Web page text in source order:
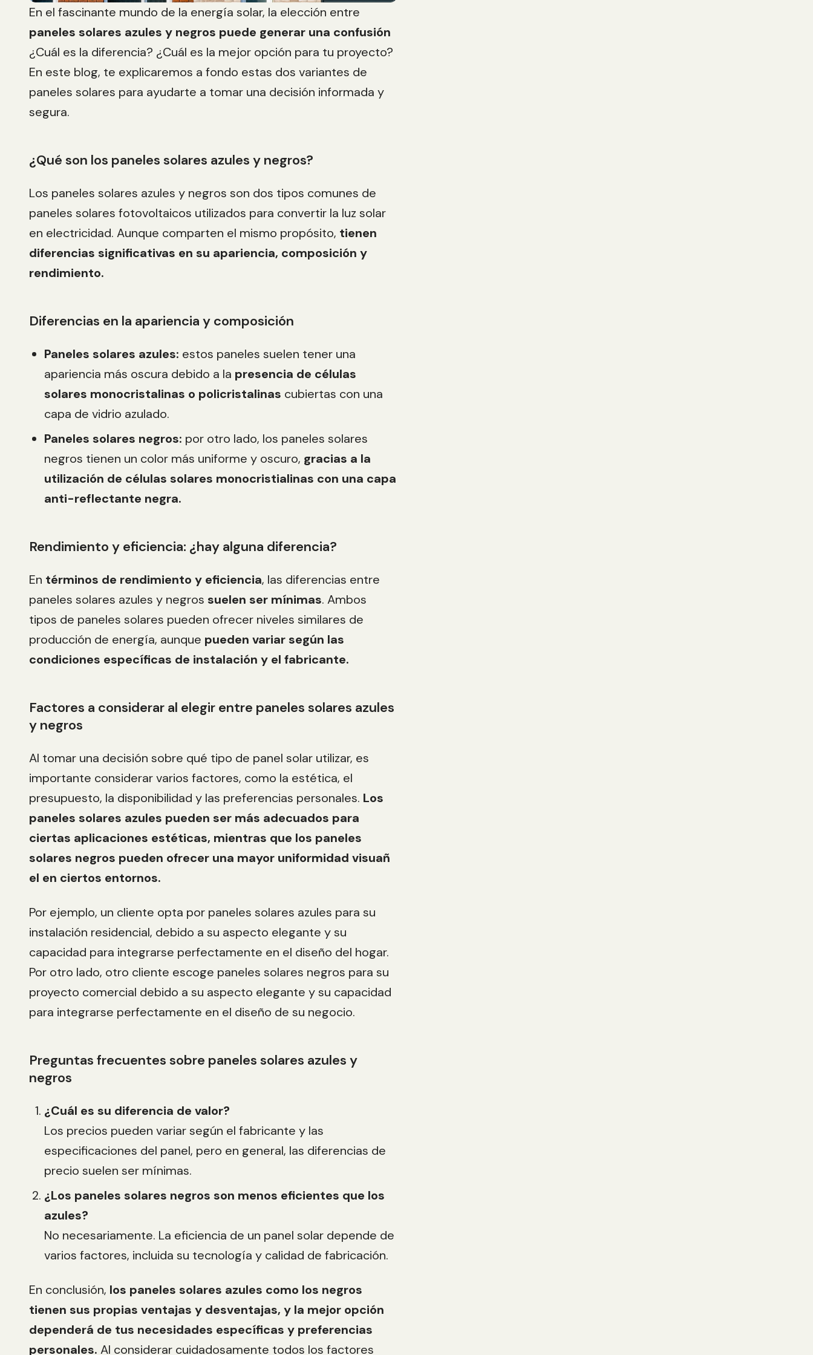
En el fascinante mundo de la energía solar, la elección entre
paneles solares azules y negros puede generar una confusión
¿Cuál es la diferencia? ¿Cuál es la mejor opción para tu proyecto?
En este blog, te explicaremos a fondo estas dos variantes de
paneles solares para ayudarte a tomar una decisión informada y
segura.
¿Qué son los paneles solares azules y negros?
Los paneles solares azules y negros son dos tipos comunes de
paneles solares fotovoltaicos utilizados para convertir la luz solar
en electricidad. Aunque comparten el mismo propósito, tienen
diferencias significativas en su apariencia, composición y
rendimiento.
Diferencias en la apariencia y composición
Paneles solares azules: estos paneles suelen tener una
apariencia más oscura debido a la presencia de células
solares monocristalinas o policristalinas cubiertas con una
capa de vidrio azulado.
Paneles solares negros: por otro lado, los paneles solares
negros tienen un color más uniforme y oscuro, gracias a la
utilización de células solares monocristialinas con una capa
anti-reflectante negra.
Rendimiento y eficiencia: ¿hay alguna diferencia?
En términos de rendimiento y eficiencia, las diferencias entre
paneles solares azules y negros suelen ser mínimas. Ambos
tipos de paneles solares pueden ofrecer niveles similares de
producción de energía, aunque pueden variar según las
condiciones específicas de instalación y el fabricante.
Factores a considerar al elegir entre paneles solares azules
y negros
Al tomar una decisión sobre qué tipo de panel solar utilizar, es
importante considerar varios factores, como la estética, el
presupuesto, la disponibilidad y las preferencias personales. Los
paneles solares azules pueden ser más adecuados para
ciertas aplicaciones estéticas, mientras que los paneles
solares negros pueden ofrecer una mayor uniformidad visuañ
el en ciertos entornos.
Por ejemplo, un cliente opta por paneles solares azules para su
instalación residencial, debido a su aspecto elegante y su
capacidad para integrarse perfectamente en el diseño del hogar.
Por otro lado, otro cliente escoge paneles solares negros para su
proyecto comercial debido a su aspecto elegante y su capacidad
para integrarse perfectamente en el diseño de su negocio.
Preguntas frecuentes sobre paneles solares azules y
negros
¿Cuál es su diferencia de valor?
Los precios pueden variar según el fabricante y las
especificaciones del panel, pero en general, las diferencias de
precio suelen ser mínimas.
¿Los paneles solares negros son menos eficientes que los
azules?
No necesariamente. La eficiencia de un panel solar depende de
varios factores, incluida su tecnología y calidad de fabricación.
En conclusión, los paneles solares azules como los negros
tienen sus propias ventajas y desventajas, y la mejor opción
dependerá de tus necesidades específicas y preferencias
personales. Al considerar cuidadosamente todos los factores